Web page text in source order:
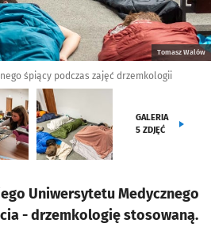
Tomasz Walów
śpiący podczas zajęć drzemkologii
GALERIA
5 ZDJĘĆ
Uniwersytetu Medycznego
- drzemkologię stosowaną.